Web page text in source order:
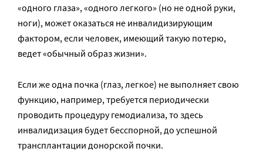
«одного глаза», «одного легкого» (но не одной руки,
ноги), может оказаться не инвалидизирующим
фактором, если человек, имеющий такую потерю,
ведет «обычный образ жизни».
Если же одна почка (глаз, легкое) не выполняет свою
функцию, например, требуется периодически
проводить процедуру гемодиализа, то здесь
инвалидизация будет бесспорной, до успешной
трансплантации донорской почки.